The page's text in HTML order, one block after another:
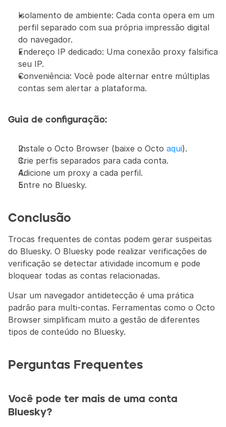
Isolamento de ambiente: Cada conta opera em um
perfil separado com sua própria impressão digital
do navegador.
Endereço IP dedicado: Uma conexão proxy falsifica
seu IP.
Conveniência: Você pode alternar entre múltiplas
contas sem alertar a plataforma.
Guia de configuração:
Instale o Octo Browser (baixe o Octo aqui).
Crie perfis separados para cada conta.
Adicione um proxy a cada perfil.
Entre no Bluesky.
Conclusão
Trocas frequentes de contas podem gerar suspeitas
do Bluesky. O Bluesky pode realizar verificações de
verificação se detectar atividade incomum e pode
bloquear todas as contas relacionadas.
Usar um navegador antidetecção é uma prática
padrão para multi-contas. Ferramentas como o Octo
Browser simplificam muito a gestão de diferentes
tipos de conteúdo no Bluesky.
Perguntas Frequentes
Você pode ter mais de uma conta
Bluesky?